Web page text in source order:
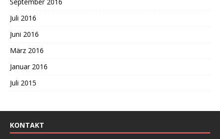
Juli 2016
Juni 2016
März 2016
Januar 2016
Juli 2015
KONTAKT